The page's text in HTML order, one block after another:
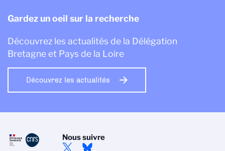
Gardez un oeil sur la recherche
Découvrez les actualités de la Délégation
Bretagne et Pays de la Loire
Découvrez les actualités
Nous suivre